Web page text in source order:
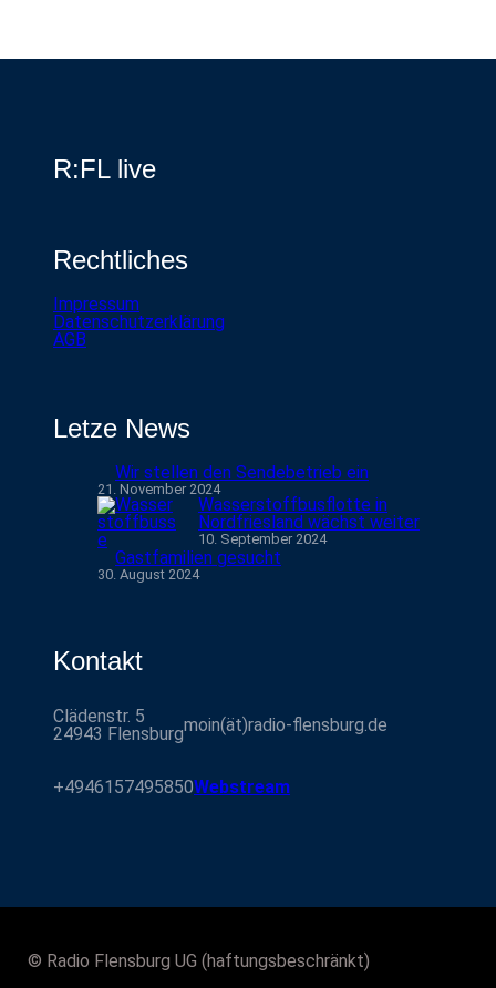
R:FL live
Rechtliches
Impressum
Datenschutzerklärung
AGB
Letze News
Wir stellen den Sendebetrieb ein
21. November 2024
Wasserstoffbusflotte in
Nordfriesland wächst weiter
10. September 2024
Gastfamilien gesucht
30. August 2024
Kontakt
Clädenstr. 5
24943 Flensburgmoin(ät)radio-flensburg.de
+4946157495850Webstream
© Radio Flensburg UG (haftungsbeschränkt)